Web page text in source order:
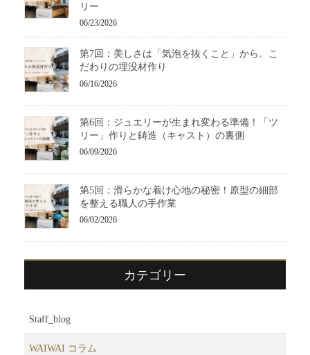
リー
06/23/2026
第7回：美しさは「気泡を抜くこと」から。こ
だわりの埋没材作り
06/16/2026
第6回：ジュエリーが生まれ変わる準備！「ツ
リー」作りと鋳造（キャスト）の裏側
06/09/2026
第5回：滑らかな着け心地の秘密！原型の細部
を整える職人の手作業
06/02/2026
カテゴリー
Staff_blog
WAIWAI コラム